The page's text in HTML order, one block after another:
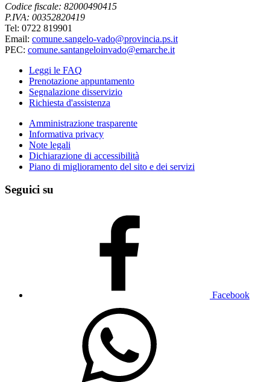
Codice fiscale: 82000490415
P.IVA: 00352820419
Tel: 0722 819901
Email: comune.sangelo-vado@provincia.ps.it
PEC: comune.santangeloinvado@emarche.it
Leggi le FAQ
Prenotazione appuntamento
Segnalazione disservizio
Richiesta d'assistenza
Amministrazione trasparente
Informativa privacy
Note legali
Dichiarazione di accessibilità
Piano di miglioramento del sito e dei servizi
Seguici su
Facebook